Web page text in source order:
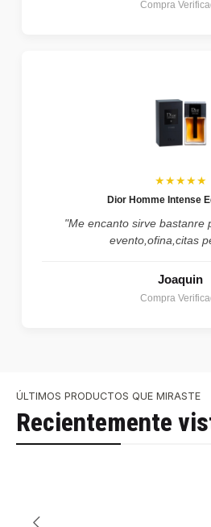
Compra
★★★★★
Dior Homme Intense
"Me encanto sirve bastanre
evento,ofina,citas
Joaquin
Compra
ÚLTIMOS PRODUCTOS QUE MIRASTE
Recientemente